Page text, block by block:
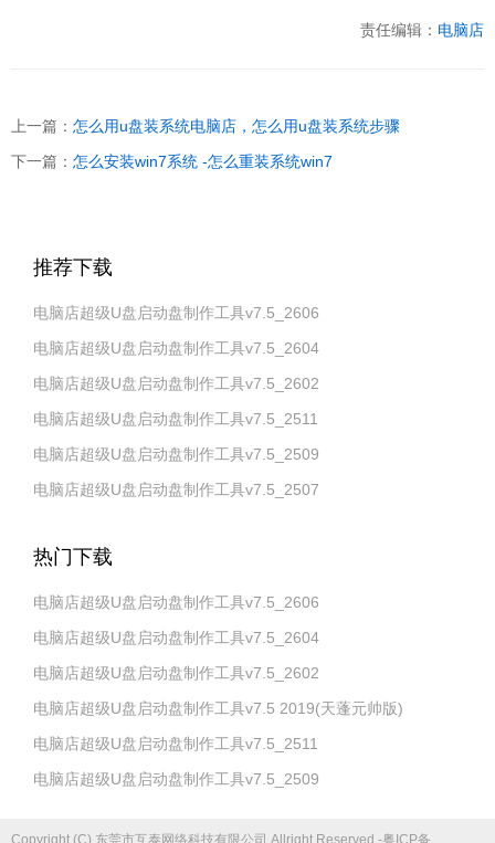
责任编辑： 电脑店
上一篇： 怎么用u盘装系统电脑店，怎么用u盘装系统步骤
下一篇： 怎么安装win7系统 -怎么重装系统win7
推荐下载
电脑店超级U盘启动盘制作工具v7.5_2606
电脑店超级U盘启动盘制作工具v7.5_2604
电脑店超级U盘启动盘制作工具v7.5_2602
电脑店超级U盘启动盘制作工具v7.5_2511
电脑店超级U盘启动盘制作工具v7.5_2509
电脑店超级U盘启动盘制作工具v7.5_2507
热门下载
电脑店超级U盘启动盘制作工具v7.5_2606
电脑店超级U盘启动盘制作工具v7.5_2604
电脑店超级U盘启动盘制作工具v7.5_2602
电脑店超级U盘启动盘制作工具v7.5 2019(天蓬元帅版)
电脑店超级U盘启动盘制作工具v7.5_2511
电脑店超级U盘启动盘制作工具v7.5_2509
Copyright (C) 东莞市互泰网络科技有限公司 Allright Reserved.-粤ICP备